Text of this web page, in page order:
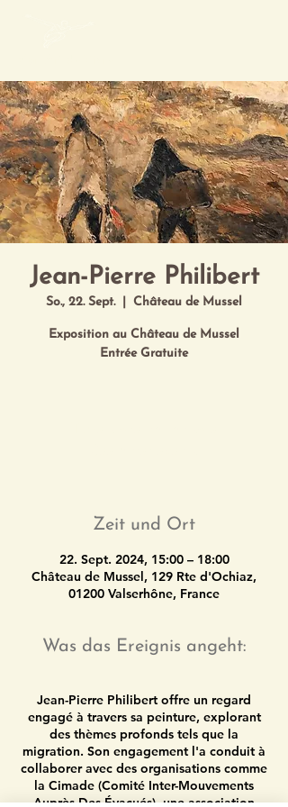
Jean-Pierre Philibert
So., 22. Sept.
  |
Château de Mussel
Exposition au Château de Mussel
Entrée Gratuite
Zeit und Ort
22. Sept. 2024, 15:00 – 18:00
Château de Mussel, 129 Rte d'Ochiaz,
01200 Valserhône, France
Was das Ereignis angeht:
Jean-Pierre Philibert offre un regard
engagé à travers sa peinture, explorant
des thèmes profonds tels que la
migration. Son engagement l'a conduit à
collaborer avec des organisations comme
la Cimade (Comité Inter-Mouvements
Auprès Des Évacués), une association